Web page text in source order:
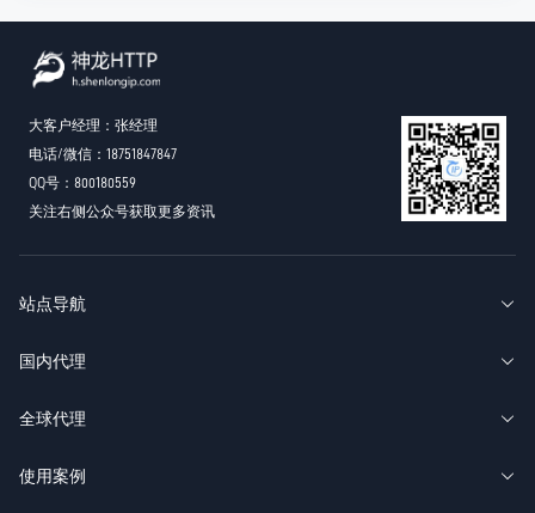
大客户经理：张经理
电话/微信：18751847847
QQ号：800180559
关注右侧公众号获取更多资讯
站点导航
国内代理
全球代理
使用案例